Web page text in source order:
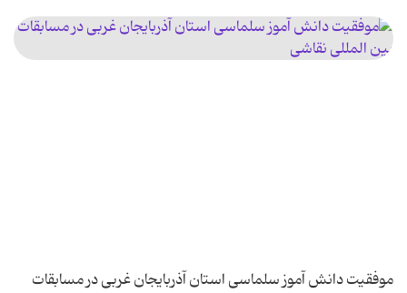
موفقیت دانش آموز سلماسی استان آذربایجان غربی در مسابقات